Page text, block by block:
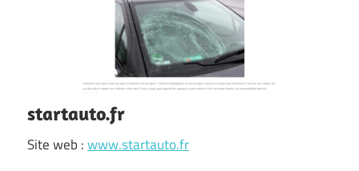
startauto.fr
Site web :www.startauto.fr